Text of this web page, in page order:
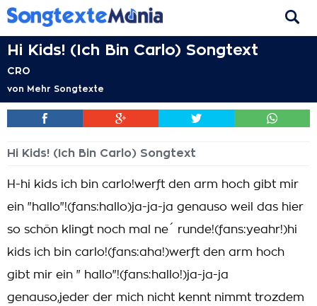
Hi Kids! (Ich Bin Carlo) Songtext
CRO
von Mehr Songtexte
Hi Kids! (Ich Bin Carlo) Songtext
H-hi kids ich bin carlo!werft den arm hoch gibt mir
ein "hallo"!(fans:hallo)ja-ja-ja genauso weil das hier
so schön klingt noch mal ne´ runde!(fans:yeahr!)hi
kids ich bin carlo!(fans:aha!)werft den arm hoch
gibt mir ein " hallo"!(fans:hallo!)ja-ja-ja
genauso,jeder der mich nicht kennt nimmt trozdem